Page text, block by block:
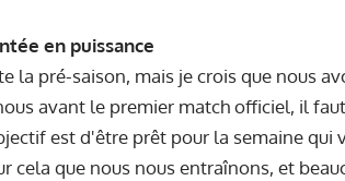
en puissance
la pré-saison, mais je crois que nous
avant le premier match officiel, il
est d'être prêt pour la semaine qui
cela que nous nous entraînons, et